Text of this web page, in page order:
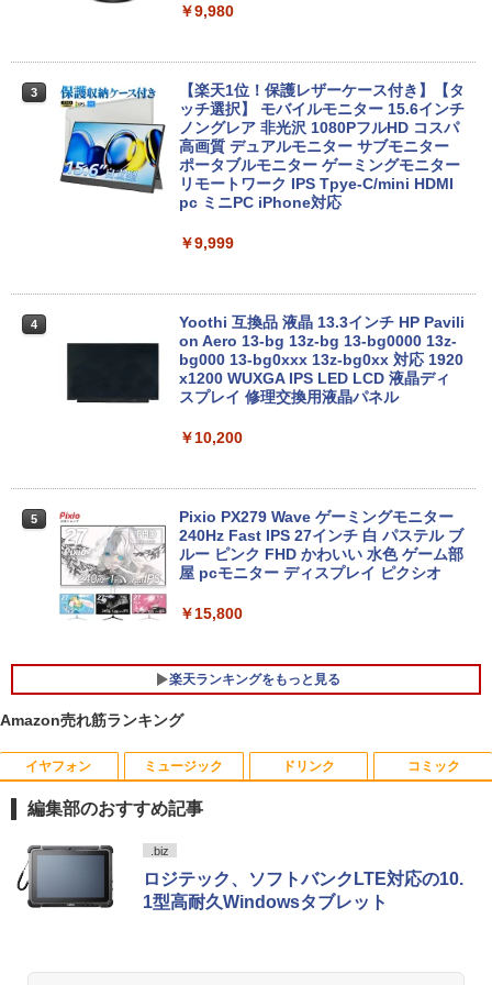
MS限定クーポンあり! 【Win11正式対
2GB 新品 SSD 256GB 高性能 第8世代 C
ore i5搭載 DVD 中古ノートパソコン Win
dows11 Pro 店長オススメ おまかせ 15.6
型 無線LAN office付き 2026 福袋 ギフト
￥29,800
【新品】【楽天1位！】ノートパソコン
s11 初期設定済 Webカメラ zoom 日本語
キーボード 14.1型 Intel Celeron メモリ
8GB SSD1TB(最大) 大容量バッテリービ
ジネス 大学生 プレゼント 学生向け
￥29,800
83 13.3型FHD(1920x1080)液晶 第11世
代Core i5/ 16GB / SSD256GB / Webカ
メラ内蔵 / USB Type-C / HDMI / 無線LA
N Bluetooth / Win11 Pro搭載 /Office 20
24 H&B / Aランク
￥37,400
VETESA正規店 新品 ノートパソコン セ
ト PC 15.6型 第12世代 Celeron N95 メ
ップトップ
￥49,800
￥9,980
3
【楽天1位！保護レザーケース付き】【タ
ッチ選択】 モバイルモニター 15.6インチ
ノングレア 非光沢 1080PフルHD コスパ
高画質 デュアルモニター サブモニター
ポータブルモニター ゲーミングモニター
リモートワーク IPS Tpye-C/mini HDMI
pc ミニPC iPhone対応
￥9,999
4
Yoothi 互換品 液晶 13.3インチ HP Pavili
on Aero 13-bg 13z-bg 13-bg0000 13z-
bg000 13-bg0xxx 13z-bg0xx 対応 1920
x1200 WUXGA IPS LED LCD 液晶ディ
スプレイ 修理交換用液晶パネル
￥10,200
5
Pixio PX279 Wave ゲーミングモニター
240Hz Fast IPS 27インチ 白 パステル ブ
ルー ピンク FHD かわいい 水色 ゲーム部
屋 pcモニター ディスプレイ ピクシオ
￥15,800
楽天ランキングをもっと見る
1
[新品]マッシュル-MASHLE- (1-18巻 全
巻) 全巻セット
ステッカー) [ ウク ]
Amazon売れ筋ランキング
イヤフォン
Anker Soundcore P40i オフホワイト
￥7,990
ミュージック
BRUCE WAYNE feat. Flo Milli, ATL Jacob
￥250
ドリンク
【Amazon.co.jp限定】 い・ろ・は・す 2L P
￥1,112
コミック
薬屋のひとりごと 17巻 (デジタル版ビッグガ
￥770
編集部のおすすめ記事
.biz
ロジテック、ソフトバンクLTE対応の10.
1型高耐久Windowsタブレット